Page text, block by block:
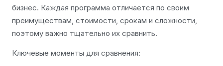
бизнес. Каждая программа отличается по своим
преимуществам, стоимости, срокам и сложности,
поэтому важно тщательно их сравнить.
Ключевые моменты для сравнения: